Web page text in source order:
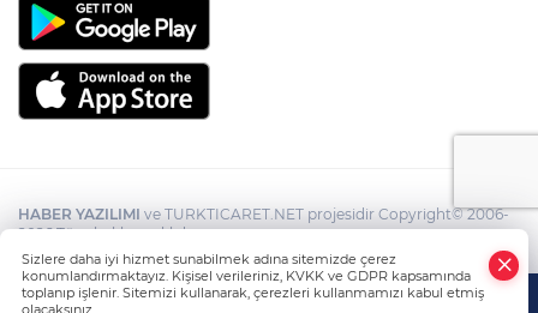
HABER YAZILIMI ve TURKTICARET.NET projesidir Copyright© 2006-
2026 Tüm hakları saklıdır.
Sizlere daha iyi hizmet sunabilmek adına sitemizde çerez
konumlandırmaktayız. Kişisel verileriniz, KVKK ve GDPR kapsamında
toplanıp işlenir. Sitemizi kullanarak, çerezleri kullanmamızı kabul etmiş
olacaksınız.